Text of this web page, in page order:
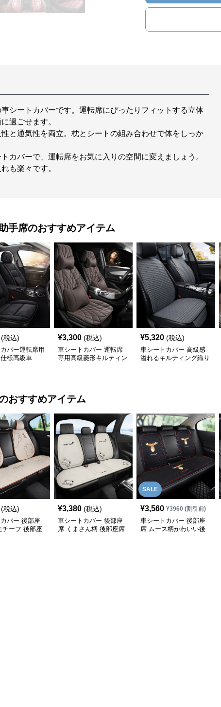
シートカバーです。運転席にぴったりフィットする立体
過ごせます。
と通気性を両立。枕とシートの組み合わせで体をしっか
カバーで、運転席をお気に入りの空間に変えましょう。
も楽々です。
手席のおすすめアイテム
(税込)
バー運転席用
様高級車
¥3,300 (税込)
車シートカバー 運転席
専用高級菱形キルティン
¥5,320 (税込)
車シートカバー 高級感
溢れるキルティング織り
おすすめアイテム
(税込)
バー 後部座
チーフ 後部座
¥3,380 (税込)
車シートカバー 後部座
席 くまさん柄 後部座席
SALE
¥3,560 ¥3960(割引前)
車シートカバー 後部座
席 ムース柄かわいい後